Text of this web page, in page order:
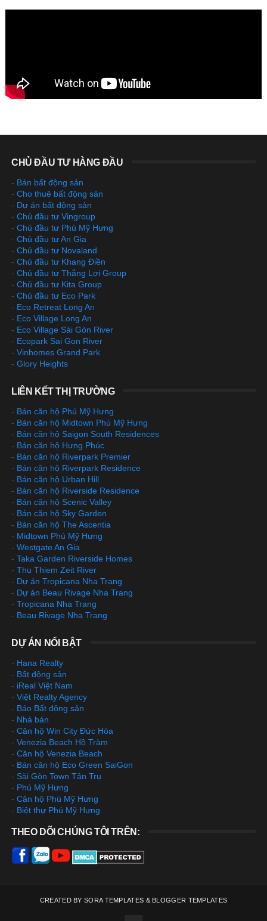
CHỦ ĐẦU TƯ HÀNG ĐẦU
- Bán bất động sản
- Cho thuê bất động sản
- Dự án bất động sản
- Chủ đầu tư Vingroup
- Chủ đầu tư Phú Mỹ Hưng
- Chủ đầu tư An Gia
- Chủ đầu tư Novaland
- Chủ đầu tư Khang Điền
- Chủ đầu tư Thắng Lợi Group
- Chủ đầu tư Kita Group
- Chủ đầu tư Eco Park
- Eco Retreat Long An
- Eco Village Long An
- Eco Village Sài Gòn River
- Ecopark Sai Gon River
- Vinhomes Grand Park
- Glory Heights
LIÊN KẾT THỊ TRƯỜNG
- Bán căn hộ Phú Mỹ Hưng
- Bán căn hộ Midtown Phú Mỹ Hưng
- Bán căn hộ Saigon South Residences
- Bán căn hộ Hưng Phúc
- Bán căn hộ Riverpark Premier
- Bán căn hộ Riverpark Residence
- Bán căn hộ Urban Hill
- Bán căn hộ Riverside Residence
- Bán căn hộ Scenic Valley
- Bán căn hộ Sky Garden
- Bán căn hộ The Ascentia
- Midtown Phú Mỹ Hưng
- Westgate An Gia
- Taka Garden Riverside Homes
- Thu Thiem Zeit River
- Dự án Tropicana Nha Trang
- Dự án Beau Rivage Nha Trang
- Tropicana Nha Trang
- Beau Rivage Nha Trang
DỰ ÁN NỔI BẬT
- Hana Realty
- Bất động sản
- iReal Việt Nam
- Việt Realty Agency
- Báo Bất động sản
- Nhà bán
- Căn hộ Win City Đức Hòa
- Venezia Beach Hồ Tràm
- Căn hộ Venezia Beach
- Bán căn hộ Eco Green SaiGon
- Sài Gòn Town Tân Trụ
- Phú Mỹ Hưng
- Căn hộ Phú Mỹ Hưng
- Biệt thự Phú Mỹ Hưng
THEO DÕI CHÚNG TÔI TRÊN:
CREATED BYSORA TEMPLATES & BLOGGER TEMPLATES